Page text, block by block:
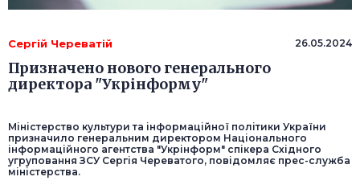
Сергій Череватій 26.05.2024
Призначено нового генерального
директора "Укрінформу"
Міністерство культури та інформаційної політики України
призначило генеральним директором Національного
інформаційного агентства "Укрінформ" спікера Східного
угруповання ЗСУ Сергія Череватого, повідомляє прес-служба
міністерства.